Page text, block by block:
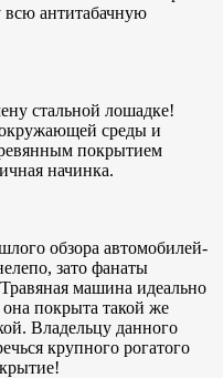
всю антитабачную
стальной лошадке!
среды и
покрытием
начинка.
обзора автомобилей-
зато фанаты
машина идеально
покрыта такой же
Владельцу данного
крупного рогатого